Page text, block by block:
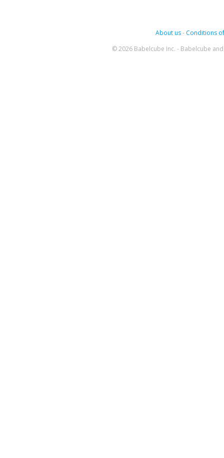
About us- Conditions
© 2026 Babelcube Inc. - Babelcube